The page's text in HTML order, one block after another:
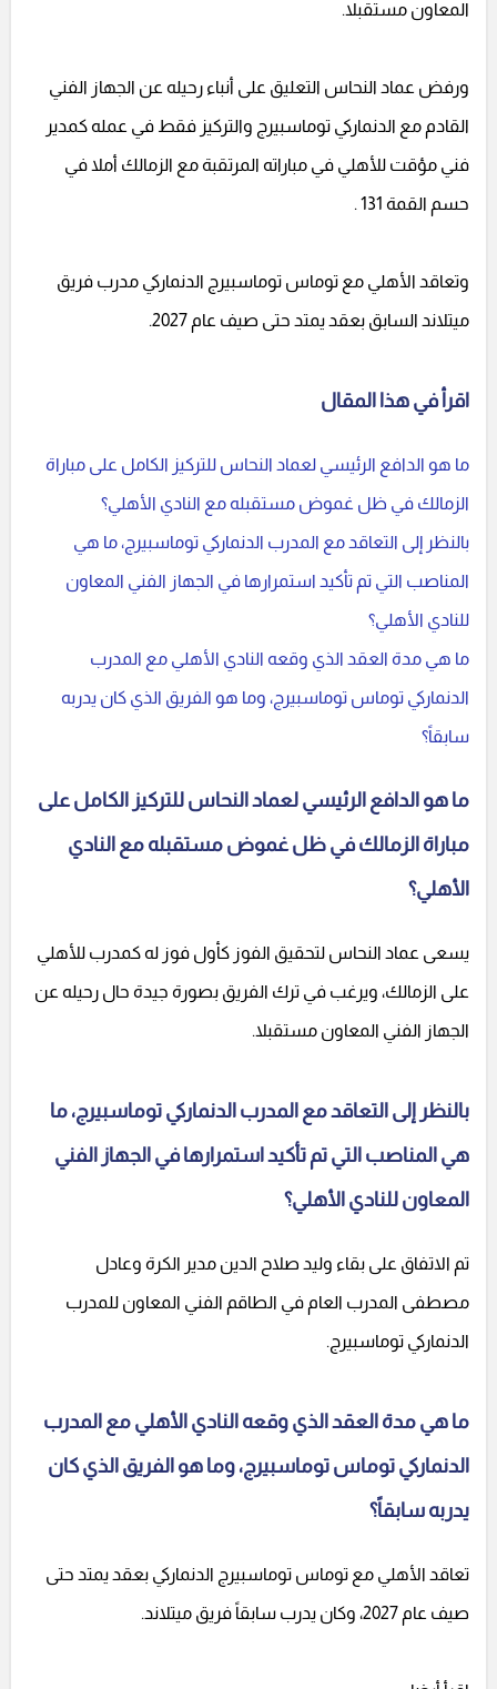
المعاون مستقبلا.
ورفض عماد النحاس التعليق على أنباء رحيله عن الجهاز الفني
القادم مع الدنماركي توماسبيرج والتركيز فقط في عمله كمدير
فني مؤقت للأهلي في مباراته المرتقبة مع الزمالك أملا في
حسم القمة 131 .
وتعاقد الأهلي مع توماس توماسبيرج الدنماركي مدرب فريق
ميتلاند السابق بعقد يمتد حتى صيف عام 2027.
اقرأ في هذا المقال
ما هو الدافع الرئيسي لعماد النحاس للتركيز الكامل على مباراة
الزمالك في ظل غموض مستقبله مع النادي الأهلي؟
بالنظر إلى التعاقد مع المدرب الدنماركي توماسبيرج، ما هي
المناصب التي تم تأكيد استمرارها في الجهاز الفني المعاون
للنادي الأهلي؟
ما هي مدة العقد الذي وقعه النادي الأهلي مع المدرب
الدنماركي توماس توماسبيرج، وما هو الفريق الذي كان يدربه
سابقاً؟
ما هو الدافع الرئيسي لعماد النحاس للتركيز الكامل على
مباراة الزمالك في ظل غموض مستقبله مع النادي
الأهلي؟
يسعى عماد النحاس لتحقيق الفوز كأول فوز له كمدرب للأهلي
على الزمالك، ويرغب في ترك الفريق بصورة جيدة حال رحيله عن
الجهاز الفني المعاون مستقبلا.
بالنظر إلى التعاقد مع المدرب الدنماركي توماسبيرج، ما
هي المناصب التي تم تأكيد استمرارها في الجهاز الفني
المعاون للنادي الأهلي؟
تم الاتفاق على بقاء وليد صلاح الدين مدير الكرة وعادل
مصطفى المدرب العام في الطاقم الفني المعاون للمدرب
الدنماركي توماسبيرج.
ما هي مدة العقد الذي وقعه النادي الأهلي مع المدرب
الدنماركي توماس توماسبيرج، وما هو الفريق الذي كان
يدربه سابقاً؟
تعاقد الأهلي مع توماس توماسبيرج الدنماركي بعقد يمتد حتى
صيف عام 2027، وكان يدرب سابقاً فريق ميتلاند.